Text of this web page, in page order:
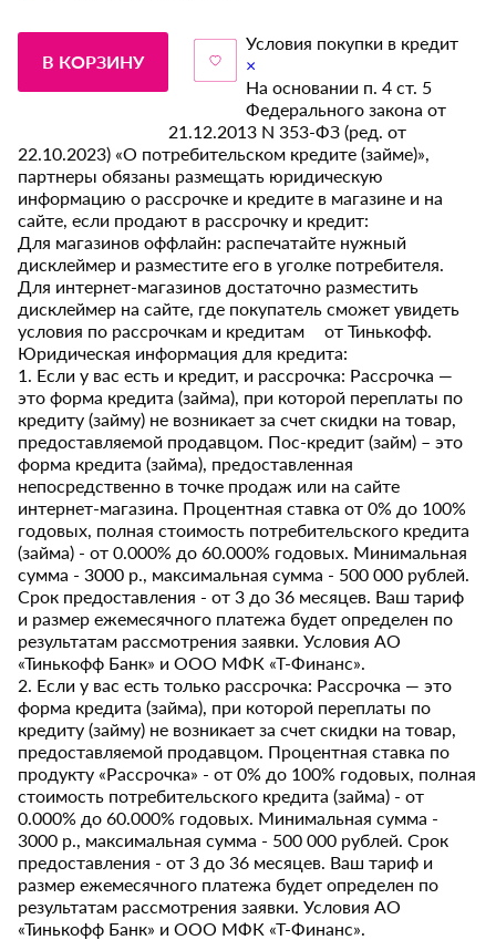
В КОРЗИНУ
Условия покупки в кредит
×
На основании п. 4 ст. 5
Федерального закона от
21.12.2013 N 353-ФЗ (ред. от
22.10.2023) «О потребительском кредите (займе)»,
партнеры обязаны размещать юридическую
информацию о рассрочке и кредите в магазине и на
сайте, если продают в рассрочку и кредит:
Для магазинов оффлайн: распечатайте нужный
дисклеймер и разместите его в уголке потребителя.
Для интернет-магазинов достаточно разместить
дисклеймер на сайте, где покупатель сможет увидеть
условия по рассрочкам и кредитам от Тинькофф.
Юридическая информация для кредита:
1. Если у вас есть и кредит, и рассрочка: Рассрочка —
это форма кредита (займа), при которой переплаты по
кредиту (займу) не возникает за счет скидки на товар,
предоставляемой продавцом. Пос-кредит (займ) – это
форма кредита (займа), предоставленная
непосредственно в точке продаж или на сайте
интернет-магазина. Процентная ставка от 0% до 100%
годовых, полная стоимость потребительского кредита
(займа) - от 0.000% до 60.000% годовых. Минимальная
сумма - 3000 р., максимальная сумма - 500 000 рублей.
Срок предоставления - от 3 до 36 месяцев. Ваш тариф
и размер ежемесячного платежа будет определен по
результатам рассмотрения заявки. Условия АО
«Тинькофф Банк» и ООО МФК «Т-Финанс».
2. Если у вас есть только рассрочка: Рассрочка — это
форма кредита (займа), при которой переплаты по
кредиту (займу) не возникает за счет скидки на товар,
предоставляемой продавцом. Процентная ставка по
продукту «Рассрочка» - от 0% до 100% годовых, полная
стоимость потребительского кредита (займа) - от
0.000% до 60.000% годовых. Минимальная сумма -
3000 р., максимальная сумма - 500 000 рублей. Срок
предоставления - от 3 до 36 месяцев. Ваш тариф и
размер ежемесячного платежа будет определен по
результатам рассмотрения заявки. Условия АО
«Тинькофф Банк» и ООО МФК «Т-Финанс».